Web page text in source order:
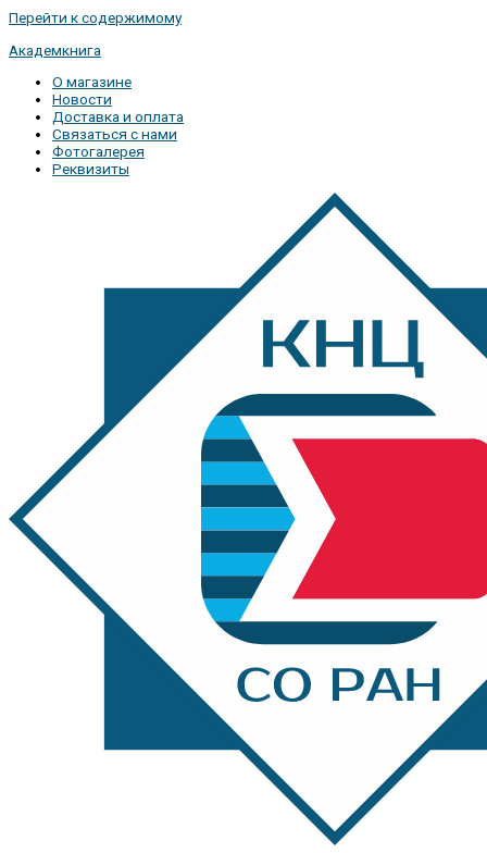
Перейти к содержимому
Академкнига
О магазине
Новости
Доставка и оплата
Связаться с нами
Фотогалерея
Реквизиты